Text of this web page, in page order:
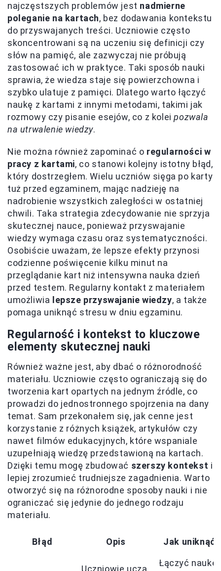
najczęstszych problemów jest nadmierne
poleganie na kartach, bez dodawania kontekstu
do przyswajanych treści. Uczniowie często
skoncentrowani są na uczeniu się definicji czy
słów na pamięć, ale zazwyczaj nie próbują
zastosować ich w praktyce. Taki sposób nauki
sprawia, że wiedza staje się powierzchowna i
szybko ulatuje z pamięci. Dlatego warto łączyć
naukę z kartami z innymi metodami, takimi jak
rozmowy czy pisanie esejów, co z koleipozwala
na utrwalenie wiedzy.
Nie można również zapominać o regularności w
pracy z kartami, co stanowi kolejny istotny błąd,
który dostrzegłem. Wielu uczniów sięga po karty
tuż przed egzaminem, mając nadzieję na
nadrobienie wszystkich zaległości w ostatniej
chwili. Taka strategia zdecydowanie nie sprzyja
skutecznej nauce, ponieważ przyswajanie
wiedzy wymaga czasu oraz systematyczności.
Osobiście uważam, że lepsze efekty przynosi
codzienne poświęcenie kilku minut na
przeglądanie kart niż intensywna nauka dzień
przed testem. Regularny kontakt z materiałem
umożliwia
lepsze przyswajanie wiedzy, a także
pomaga uniknąć stresu w dniu egzaminu.
Regularność i kontekst to kluczowe
elementy skutecznej nauki
Również ważne jest, aby dbać o różnorodność
materiału. Uczniowie często ograniczają się do
tworzenia kart opartych na jednym źródle, co
prowadzi do jednostronnego spojrzenia na dany
temat. Sam przekonałem się, jak cenne jest
korzystanie z różnych książek, artykułów czy
nawet filmów edukacyjnych, które wspaniale
uzupełniają wiedzę przedstawioną na kartach.
Dzięki temu mogę zbudować szerszy kontekst i
lepiej zrozumieć trudniejsze zagadnienia. Warto
otworzyć się na różnorodne sposoby nauki i nie
ograniczać się jedynie do jednego rodzaju
materiału.
Błąd Opis Jak uniknąć
Łączyć naukę